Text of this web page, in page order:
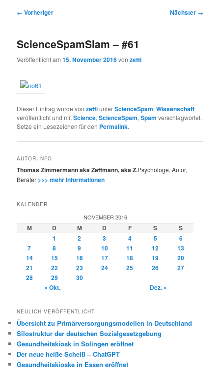
Beitragsnavigation
← Vorheriger Nächster →
ScienceSpamSlam – #61
Veröffentlicht am15. November 2016vonzetti
Dieser Eintrag wurde vonzettiunterScienceSpam,Wissenschaft
veröffentlicht und mitScience,ScienceSpam,Spam verschlagwortet.
Setze ein Lesezeichen für den Permalink.
AUTOR-INFO
Thomas Zimmermann aka Zettmann, aka Z.Psychologe, Autor,
Berater >>> mehr Informationen
KALENDER
NOVEMBER 2016
M D M D F S
S
1
2 3 4 5
6
7
8 9 10 11 12
13
14
15 16 17 18 19
20
21
22 23 24 25 26
27
28
29
30
« Okt.
Dez. »
NEULICH VERÖFFENTLICHT
Übersicht zu Primärversorgungsmodellen in Deutschland
Silostruktur der deutschen Sozialgesetzgebung
Gesundheitskiosk in Solingen eröffnet
Der neue heiße Scheiß – ChatGPT
Gesundheitskioske in Essen eröffnet